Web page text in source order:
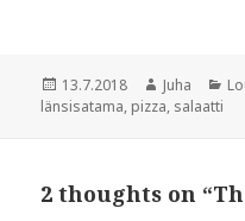
o
w
)
w
)
Posted
on
13.7.2018 Author
Juha
länsisatama, pizza, salaatti
2 thoughts on